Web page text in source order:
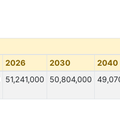
2026 2030 2040
51,241,000 50,804,000